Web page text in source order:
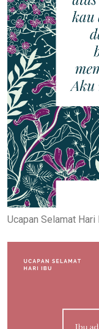
Ucapan Selamat Hari